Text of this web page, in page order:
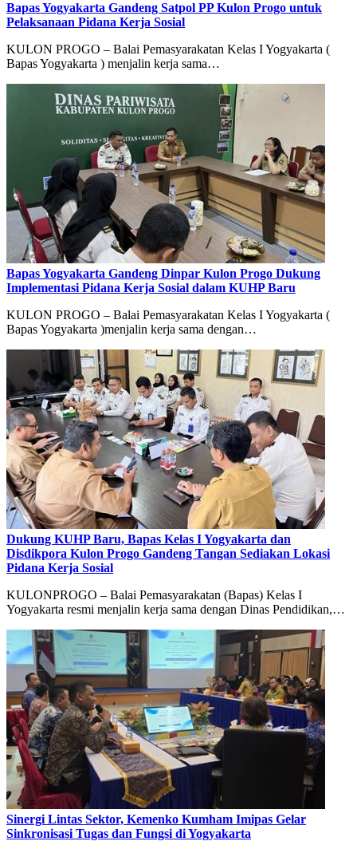
Bapas Yogyakarta Gandeng Satpol PP Kulon Progo untuk
Pelaksanaan Pidana Kerja Sosial
KULON PROGO – Balai Pemasyarakatan Kelas I Yogyakarta (
Bapas Yogyakarta ) menjalin kerja sama…
Bapas Yogyakarta Gandeng Dinpar Kulon Progo Dukung
Implementasi Pidana Kerja Sosial dalam KUHP Baru
KULON PROGO – Balai Pemasyarakatan Kelas I Yogyakarta (
Bapas Yogyakarta )menjalin kerja sama dengan…
Dukung KUHP Baru, Bapas Kelas I Yogyakarta dan
Disdikpora Kulon Progo Gandeng Tangan Sediakan Lokasi
Pidana Kerja Sosial
KULONPROGO – Balai Pemasyarakatan (Bapas) Kelas I
Yogyakarta resmi menjalin kerja sama dengan Dinas Pendidikan,…
Sinergi Lintas Sektor, Kemenko Kumham Imipas Gelar
Sinkronisasi Tugas dan Fungsi di Yogyakarta